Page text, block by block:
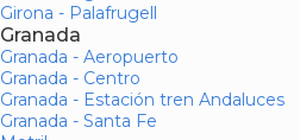
Girona - Palafrugell
Granada
Granada - Aeropuerto
Granada - Centro
Granada - Estación tren Andaluces
Granada - Santa Fe